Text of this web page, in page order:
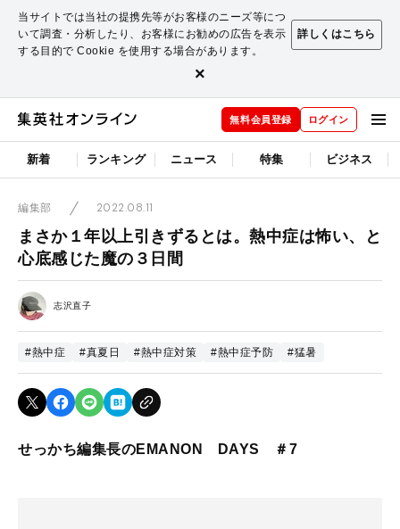
当サイトでは当社の提携先等がお客様のニーズ等につ
いて調査・分析したり、お客様にお勧めの広告を表示
する目的で Cookie を使用する場合があります。
詳しくはこちら
×
無料会員登録 ログイン
新着 ランキング ニュース 特集 ビジネス
編集部 2022.08.11
まさか１年以上引きずるとは。熱中症は怖い、と
心底感じた魔の３日間
志沢直子
#熱中症 #真夏日 #熱中症対策 #熱中症予防 #猛暑
せっかち編集長のEMANON DAYS ＃7